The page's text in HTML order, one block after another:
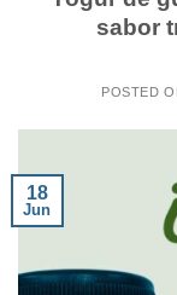
sabor
POSTED
18
Jun